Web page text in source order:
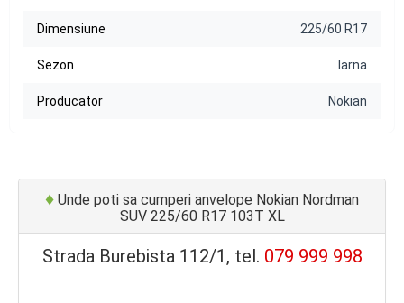
Dimensiune 225/60 R17
Sezon Iarna
Producator Nokian
♦ Unde poti sa cumperi anvelope Nokian Nordman
SUV 225/60 R17 103T XL
Strada Burebista 112/1, tel. 079 999 998